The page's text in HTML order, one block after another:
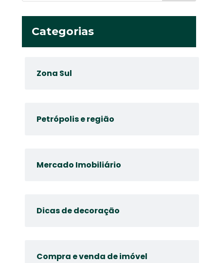
Categorias
Zona Sul
Petrópolis e região
Mercado Imobiliário
Dicas de decoração
Compra e venda de imóvel